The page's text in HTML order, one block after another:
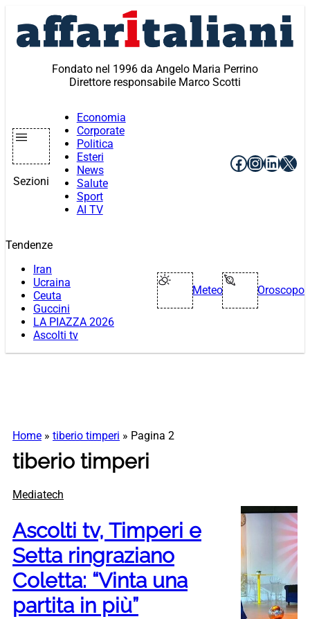
contenuto
Fondato nel 1996 da Angelo Maria Perrino
Direttore responsabile Marco Scotti
Sezioni
Economia
Corporate
Politica
Esteri
News
Salute
Sport
AI TV
Facebook
X
Tendenze
Iran
Ucraina
Ceuta
Guccini
LA PIAZZA 2026
Ascolti tv
Meteo Oroscopo
Home » tiberio timperi » Pagina 2
tiberio timperi
Mediatech
Ascolti tv, Timperi e
Setta ringraziano
Coletta: “Vinta una
partita in più”